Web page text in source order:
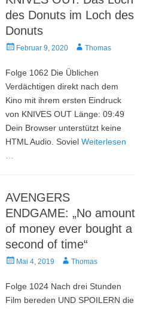
des Donuts im Loch des
Donuts
Veröffentlicht
Februar 9, 2020 AutorThomas
Folge 1062 Die Üblichen
Verdächtigen direkt nach dem
Kino mit ihrem ersten Eindruck
von KNIVES OUT Länge: 09:49
Dein Browser unterstützt keine
HTML Audio. SovielWeiterlesen
AVENGERS
ENDGAME: „No amount
of money ever bought a
second of time“
Veröffentlicht
Mai 4, 2019 AutorThomas
Folge 1024 Nach drei Stunden
Film bereden UND SPOILERN die